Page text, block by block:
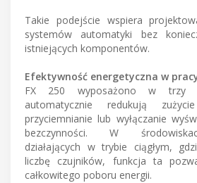
Takie podejście wspiera
systemów automatyki bez
istniejących komponentów.
Efektywność energetyczna w
FX 250 wyposażono w trzy
automatycznie redukują
przyciemnianie lub wyłączanie
bezczynności. W
działających w trybie ciągłym,
liczbę czujników, funkcja ta
całkowitego poboru energii.